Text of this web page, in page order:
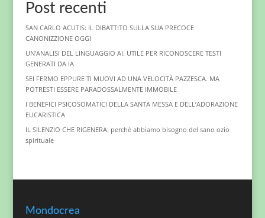
Post recenti
SAN CARLO ACUTIS: IL DIBATTITO SULLA SUA PRECOCE
CANONIZZIONE OGGI
UN’ANALISI DEL LINGUAGGIO AI. UTILE PER RICONOSCERE TESTI
GENERATI DA IA
SEI FERMO EPPURE TI MUOVI AD UNA VELOCITÀ PAZZESCA. MA
POTRESTI ESSERE PARADOSSALMENTE IMMOBILE
I BENEFICI PSICOSOMATICI DELLA SANTA MESSA E DELL’ADORAZIONE
EUCARISTICA
IL SILENZIO CHE RIGENERA: perché abbiamo bisogno del sano ozio
spirituale
Mondocrea